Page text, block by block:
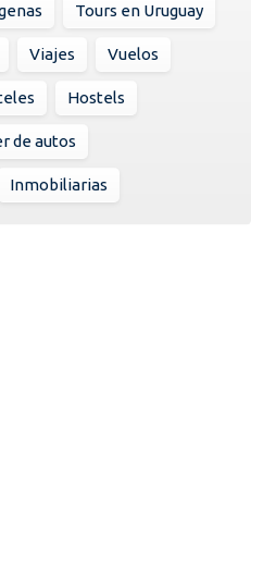
Tours en Uruguay
Viajes Vuelos
Hostels
de autos
Inmobiliarias